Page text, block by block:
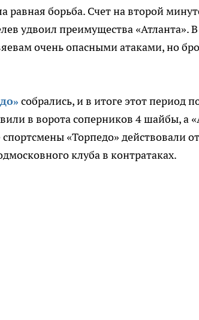
борьба. Счет на второй
удвоил преимущества «Атланта».
очень опасными атаками, но
собрались, и в итоге этот период
в ворота соперников 4 шайбы, а
«Торпедо» действовали
клуба в контратаках.